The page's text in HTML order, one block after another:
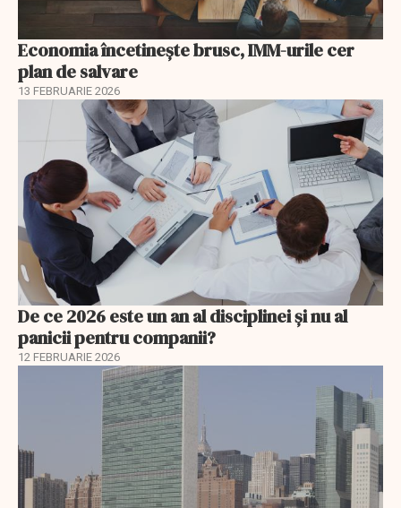
Economia încetinește brusc, IMM-urile cer
plan de salvare
13 FEBRUARIE 2026
De ce 2026 este un an al disciplinei și nu al
panicii pentru companii?
12 FEBRUARIE 2026